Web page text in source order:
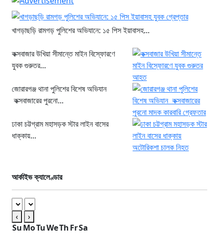
খাগড়াছড়ি রামগড় পুলিশের অভিযানে: ১৫ পিস ইয়াবাসহ...
কক্সবাজার উখিয়া সীমান্তে মাইন বিস্ফোরণে
যুবক গুরুতর...
জোরারগঞ্জ থানা পুলিশের বিশেষ অভিযান
কক্সবাজারের পুরনো...
ঢাকা চট্টগ্রাম মহাসড়ক স্টার লাইন বাসের
ধাক্কায়...
আর্কাইভ ক্যালেণ্ডার
‹
›
SuMoTuWeThFrSa